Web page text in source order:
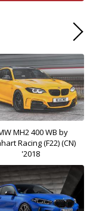
MH2 400 WB by
Racing (F22) (CN)
'2018